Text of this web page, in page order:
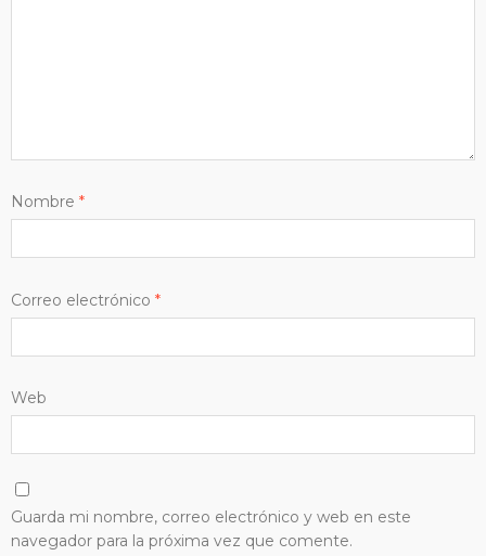
Nombre *
Correo electrónico *
Web
Guarda mi nombre, correo electrónico y web en este
navegador para la próxima vez que comente.